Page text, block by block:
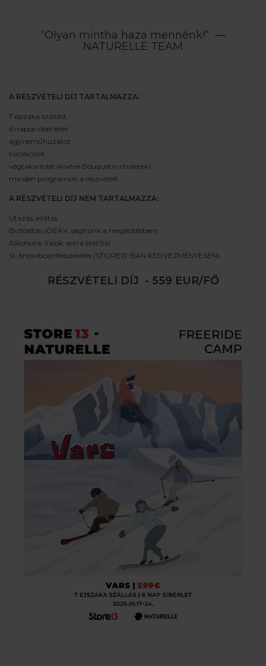
“Olyan mintha haza mennénk!” —
NATURELLE TEAM
A RÉSZVÉTELI DÍJ TARTALMAZZA:
7 éjszaka szállást
6 napos síbérletet
ágyneműhuzatot
törölközőt
végtakarítást (kivéve Bouquetin chaletek)
minden programon a részvételt
A RÉSZVÉTELI DÍJ NEM TARTALMAZZA:
Utazás, ellátás
Biztosítás (OEAV, segítünk a megkötésben)
Alkoholos italok, extra étel/ital
Sí-/snowboardfelszerelés (STORE13-BAN KEDVEZMÉNYESEN)
RÉSZVÉTELI DÍJ - 559 EUR/FŐ